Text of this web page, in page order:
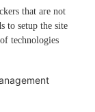
that are not
to setup the site
technologies